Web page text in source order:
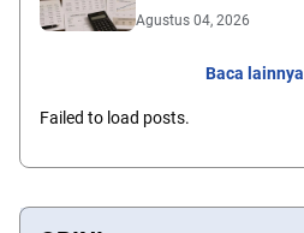
Agustus 04, 2026
Baca lainnya
Failed to load posts.